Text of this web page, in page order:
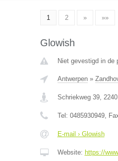
1 2 » »»
Glowish
Niet gevestigd in de
Antwerpen»
Schriekweg 39, 2240
Tel: 0485930949,
E-mail › Glowish
Website: https://